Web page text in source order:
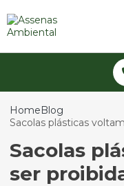
HomeBlog
Sacolas plásticas
Sacolas
ser